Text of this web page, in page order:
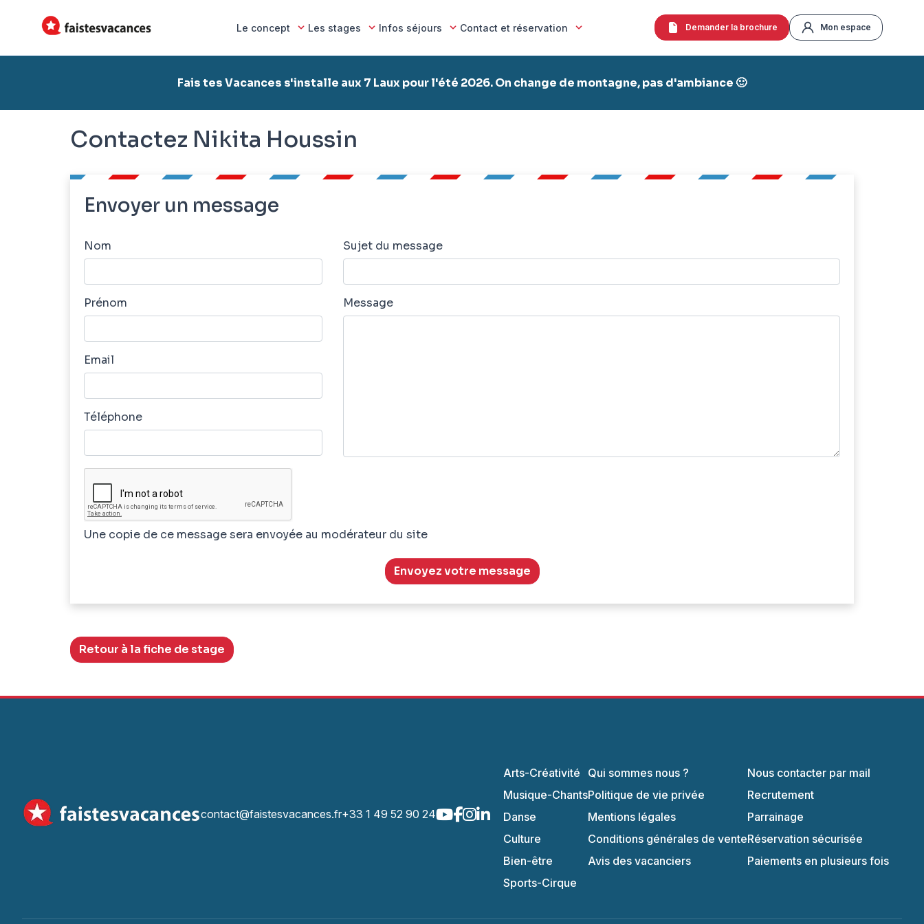
Le concept Les stages Infos séjours Contact et réservation Demander la brochure Mon espace
Fais tes Vacances s'installe aux 7 Laux pour l'été 2026. On change de montagne, pas d'ambiance 🙂
Contactez Nikita Houssin
Envoyer un message
Nom
Prénom
Email
Téléphone
Sujet du message
Message
Une copie de ce message sera envoyée au modérateur du site
Envoyez votre message
Retour à la fiche de stage
contact@faistesvacances.fr+33 1 49 52 90 24
Arts-Créativité
Musique-Chants
Danse
Culture
Bien-être
Sports-Cirque
Qui sommes nous ?
Politique de vie privée
Mentions légales
Conditions générales de vente
Avis des vacanciers
Nous contacter par mail
Recrutement
Parrainage
Réservation sécurisée
Paiements en plusieurs fois